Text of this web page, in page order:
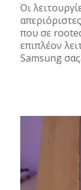
Οι
που σε
επιπλέον
Samsung σας.